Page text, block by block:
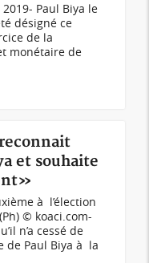
Paul Biya le
désigné ce
de la
monétaire de
et souhaite
à l’élection
© koaci.com-
n’a cessé de
de Paul Biya à la